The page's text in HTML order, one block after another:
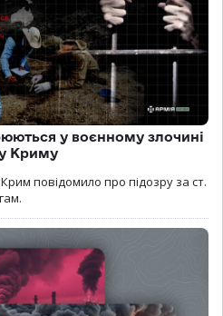
у воєнному злочині
Криму
повідомило про підозру за ст.